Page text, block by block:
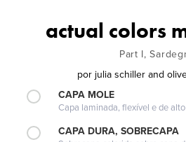
actual colors
Part I,
por julia schiller and
CAPA MOLE
Capa laminada, flexível e de
CAPA DURA, SOBRECAPA